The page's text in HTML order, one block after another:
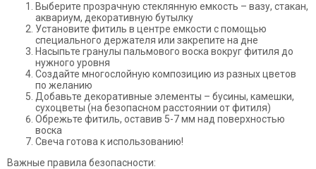
Выберите прозрачную стеклянную емкость – вазу, стакан,
аквариум, декоративную бутылку
Установите фитиль в центре емкости с помощью
специального держателя или закрепите на дне
Насыпьте гранулы пальмового воска вокруг фитиля до
нужного уровня
Создайте многослойную композицию из разных цветов
по желанию
Добавьте декоративные элементы – бусины, камешки,
сухоцветы (на безопасном расстоянии от фитиля)
Обрежьте фитиль, оставив 5-7 мм над поверхностью
воска
Свеча готова к использованию!
Важные правила безопасности: